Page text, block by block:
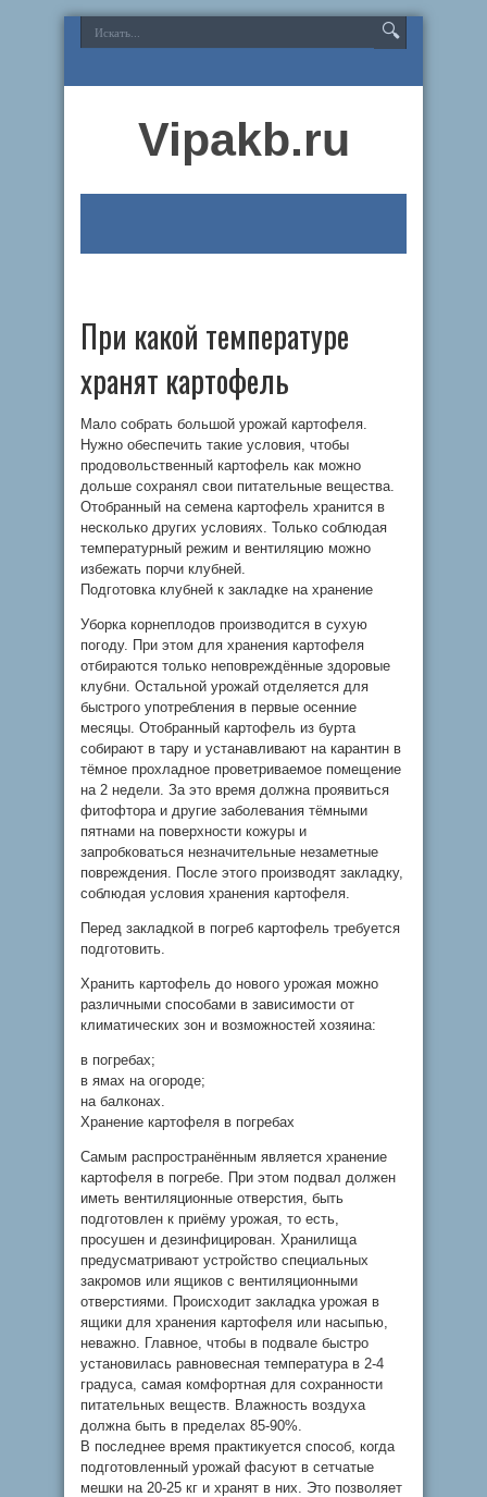
Vipakb.ru
При какой температуре
хранят картофель
Мало собрать большой урожай картофеля.
Нужно обеспечить такие условия, чтобы
продовольственный картофель как можно
дольше сохранял свои питательные вещества.
Отобранный на семена картофель хранится в
несколько других условиях. Только соблюдая
температурный режим и вентиляцию можно
избежать порчи клубней.
Подготовка клубней к закладке на хранение
Уборка корнеплодов производится в сухую
погоду. При этом для хранения картофеля
отбираются только неповреждённые здоровые
клубни. Остальной урожай отделяется для
быстрого употребления в первые осенние
месяцы. Отобранный картофель из бурта
собирают в тару и устанавливают на карантин в
тёмное прохладное проветриваемое помещение
на 2 недели. За это время должна проявиться
фитофтора и другие заболевания тёмными
пятнами на поверхности кожуры и
запробковаться незначительные незаметные
повреждения. После этого производят закладку,
соблюдая условия хранения картофеля.
Перед закладкой в погреб картофель требуется
подготовить.
Хранить картофель до нового урожая можно
различными способами в зависимости от
климатических зон и возможностей хозяина:
в погребах;
в ямах на огороде;
на балконах.
Хранение картофеля в погребах
Самым распространённым является хранение
картофеля в погребе. При этом подвал должен
иметь вентиляционные отверстия, быть
подготовлен к приёму урожая, то есть,
просушен и дезинфицирован. Хранилища
предусматривают устройство специальных
закромов или ящиков с вентиляционными
отверстиями. Происходит закладка урожая в
ящики для хранения картофеля или насыпью,
неважно. Главное, чтобы в подвале быстро
установилась равновесная температура в 2-4
градуса, самая комфортная для сохранности
питательных веществ. Влажность воздуха
должна быть в пределах 85-90%.
В последнее время практикуется способ, когда
подготовленный урожай фасуют в сетчатые
мешки на 20-25 кг и хранят в них. Это позволяет